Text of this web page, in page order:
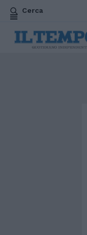
Cerca